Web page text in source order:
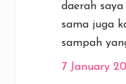
daerah
sama juga
sampah
7 January